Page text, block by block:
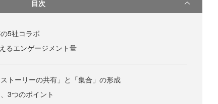
目次
5社コラボ
るエンゲージメント量
トーリーの共有」と「集合」の形成
3つのポイント